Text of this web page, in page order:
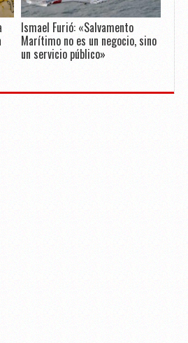
Ismael Furió: «Salvamento
Marítimo no es un negocio, sino
un servicio público»